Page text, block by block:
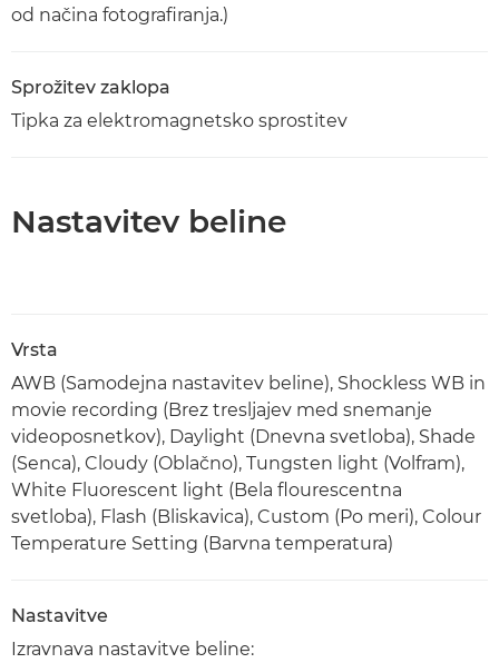
od načina fotografiranja.)
Sprožitev zaklopa
Tipka za elektromagnetsko sprostitev
Nastavitev beline
Vrsta
AWB (Samodejna nastavitev beline), Shockless WB in
movie recording (Brez tresljajev med snemanje
videoposnetkov), Daylight (Dnevna svetloba), Shade
(Senca), Cloudy (Oblačno), Tungsten light (Volfram),
White Fluorescent light (Bela flourescentna
svetloba), Flash (Bliskavica), Custom (Po meri), Colour
Temperature Setting (Barvna temperatura)
Nastavitve
Izravnava nastavitve beline: